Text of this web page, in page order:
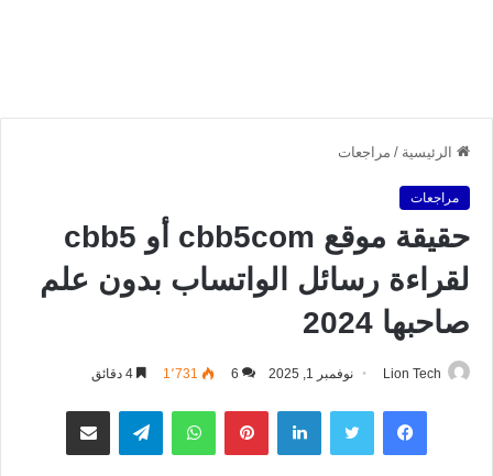
الرئيسية / مراجعات
مراجعات
حقيقة موقع cbb5com أو cbb5
لقراءة رسائل الواتساب بدون علم
صاحبها 2024
Lion Tech نوفمبر 1, 2025 6 1٬731
فيسبوك تويتر لينكدإن بينتيريستواتساب تيلقرام مشاركة عبر البريد